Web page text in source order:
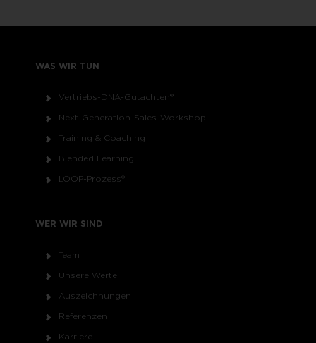
WAS WIR TUN
Vertriebs-DNA-Gutachten®
Next-Generation-Sales-Workshop
Training & Coaching
Blended Learning
LOOP-Prozess®
WER WIR SIND
Team
Unsere Werte
Auszeichnungen
Referenzen
Karriere